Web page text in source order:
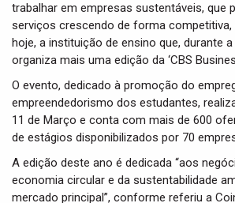
trabalhar em empresas sustentáveis, que
serviços crescendo de forma
hoje, a instituição de ensino que, durante
organiza mais uma edição da ‘CBS
O evento, dedicado à promoção do
empreendedorismo dos estudantes,
11 de Março e conta com mais de 600
de estágios disponibilizados por 70
A edição deste ano é dedicada “aos
economia circular e da sustentabilidade
mercado principal”, conforme referiu a